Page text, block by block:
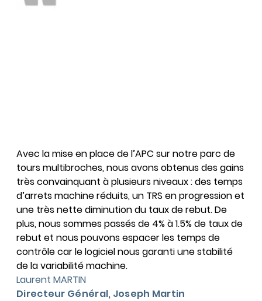
Avec la mise en place de l’APC sur notre parc de
tours multibroches, nous avons obtenus des gains
très convainquant à plusieurs niveaux : des temps
d’arrets machine réduits, un TRS en progression et
une très nette diminution du taux de rebut. De
plus, nous sommes passés de 4% à 1.5% de taux de
rebut et nous pouvons espacer les temps de
contrôle car le logiciel nous garanti une stabilité
de la variabilité machine.
Laurent MARTIN
Directeur Général, Joseph Martin